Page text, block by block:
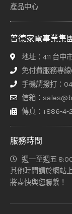
產品中心
普德家電事業集
地址：411 台中
免付費服務專
手機請撥打：
信箱：
傳真：+886-4-
服務時間
週一至週五
其他時間請於網站
將盡快與您聯繫！